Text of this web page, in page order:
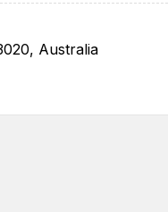
Australia